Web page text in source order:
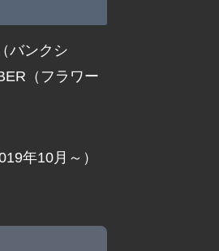
バンクシ
（フラワー
年10月～）